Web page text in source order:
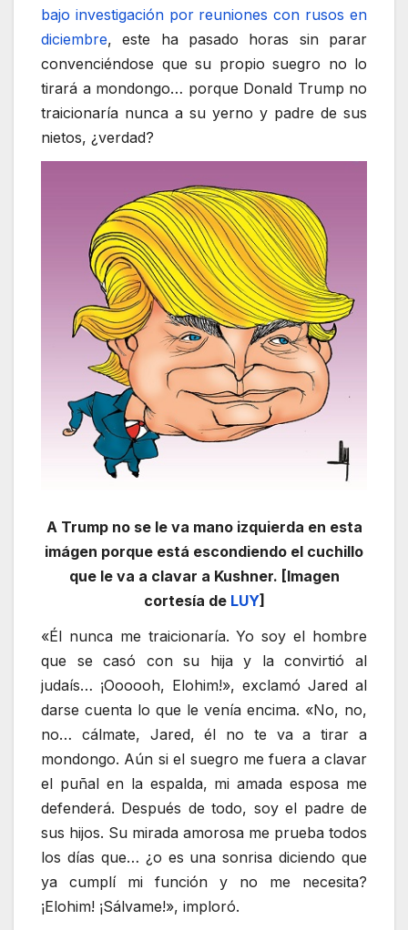
bajo investigación por reuniones con rusos en
diciembre, este ha pasado horas sin parar
convenciéndose que su propio suegro no lo
tirará a mondongo… porque Donald Trump no
traicionaría nunca a su yerno y padre de sus
nietos, ¿verdad?
A Trump no se le va mano izquierda en esta
imágen porque está escondiendo el cuchillo
que le va a clavar a Kushner. [Imagen
cortesía de LUY]
«Él nunca me traicionaría. Yo soy el hombre
que se casó con su hija y la convirtió al
judaís… ¡Oooooh, Elohim!», exclamó Jared al
darse cuenta lo que le venía encima. «No, no,
no… cálmate, Jared, él no te va a tirar a
mondongo. Aún si el suegro me fuera a clavar
el puñal en la espalda, mi amada esposa me
defenderá. Después de todo, soy el padre de
sus hijos. Su mirada amorosa me prueba todos
los días que… ¿o es una sonrisa diciendo que
ya cumplí mi función y no me necesita?
¡Elohim! ¡Sálvame!», imploró.